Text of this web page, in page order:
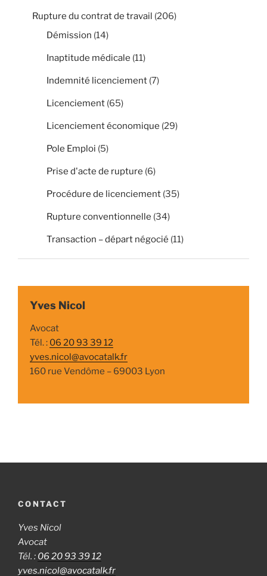
Rupture du contrat de travail (206)
Démission (14)
Inaptitude médicale (11)
Indemnité licenciement (7)
Licenciement (65)
Licenciement économique (29)
Pole Emploi (5)
Prise d'acte de rupture (6)
Procédure de licenciement (35)
Rupture conventionnelle (34)
Transaction – départ négocié (11)
Yves Nicol
Avocat
Tél. : 06 20 93 39 12
yves.nicol@avocatalk.fr
160 rue Vendôme – 69003 Lyon
CONTACT
Yves Nicol
Avocat
Tél. : 06 20 93 39 12
yves.nicol@avocatalk.fr